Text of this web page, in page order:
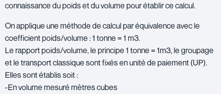
connaissance du poids et du volume pour établir ce calcul.
On applique une méthode de calcul par équivalence avec le
coefficient poids/volume : 1 tonne = 1 m3.
Le rapport poids/volume, le principe 1 tonne = 1m3, le groupage
et le transport classique sont fixés en unité de paiement (UP).
Elles sont établis soit :
-En volume mesuré mètres cubes